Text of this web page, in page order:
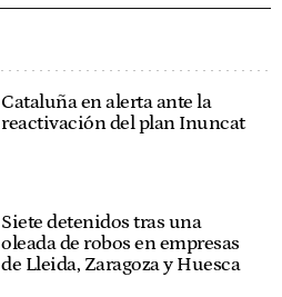
Cataluña en alerta ante la
reactivación del plan Inuncat
Siete detenidos tras una
oleada de robos en empresas
de Lleida, Zaragoza y Huesca